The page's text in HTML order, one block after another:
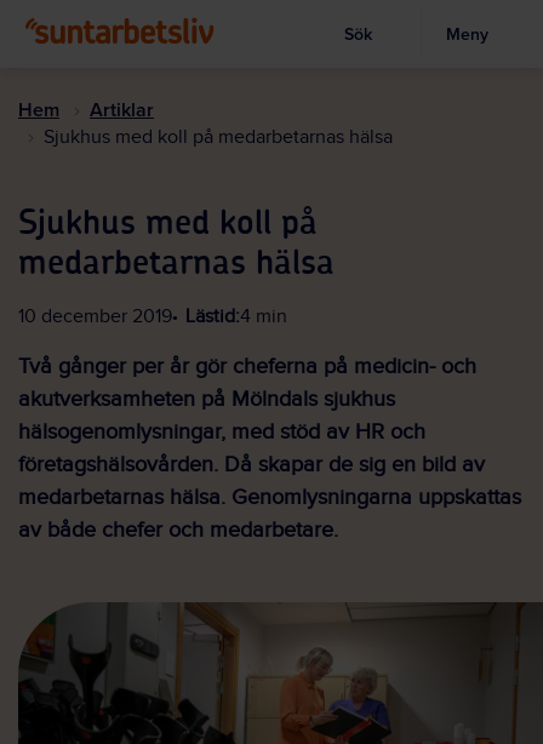
huvudinnehållet
Visa sökruta
Sök Meny
Hem Artiklar
Sjukhus med koll på medarbetarnas hälsa
Sjukhus med koll på
medarbetarnas hälsa
10 december 2019 Lästid:4 min
Två gånger per år gör cheferna på medicin- och
akutverksamheten på Mölndals sjukhus
hälsogenomlysningar, med stöd av HR och
företagshälsovården. Då skapar de sig en bild av
medarbetarnas hälsa. Genomlysningarna uppskattas
av både chefer och medarbetare.